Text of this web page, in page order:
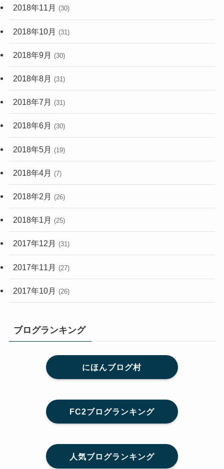
2018年11月 (30)
2018年10月 (31)
2018年9月 (30)
2018年8月 (31)
2018年7月 (31)
2018年6月 (30)
2018年5月 (19)
2018年4月 (7)
2018年2月 (26)
2018年1月 (25)
2017年12月 (31)
2017年11月 (27)
2017年10月 (26)
ブログランキング
にほんブログ村
FC2ブログランキング
人気ブログランキング